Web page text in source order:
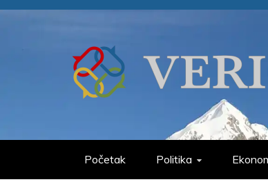
Skip
VERIGE
Početak Politika